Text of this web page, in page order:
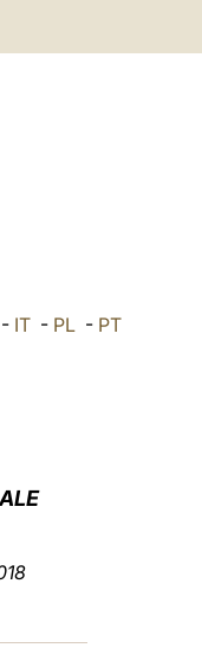
IT- PL- PT